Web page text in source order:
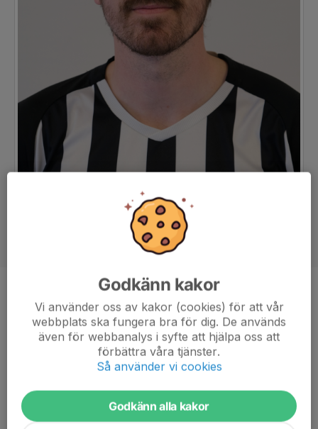
Mittfältare
Ålder
34 år
Godkänn kakor
Vi använder oss av kakor (cookies) för att vår
webbplats ska fungera bra för dig. De används
även för webbanalys i syfte att hjälpa oss att
förbättra våra tjänster.
Så använder vi cookies
Godkänn alla kakor